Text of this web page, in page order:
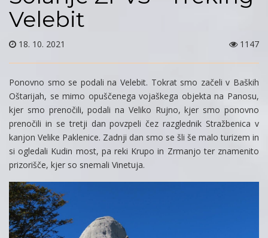
Velebit
18. 10. 2021 1147
Ponovno smo se podali na Velebit. Tokrat smo začeli v Baških
Oštarijah, se mimo opuščenega vojaškega objekta na Panosu,
kjer smo prenočili, podali na Veliko Rujno, kjer smo ponovno
prenočili in se tretji dan povzpeli čez razglednik Stražbenica v
kanjon Velike Paklenice. Zadnji dan smo se šli še malo turizem in
si ogledali Kudin most, pa reki Krupo in Zrmanjo ter znamenito
prizorišče, kjer so snemali Vinetuja.